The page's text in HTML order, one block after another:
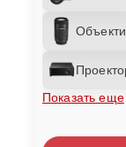
Показать еще